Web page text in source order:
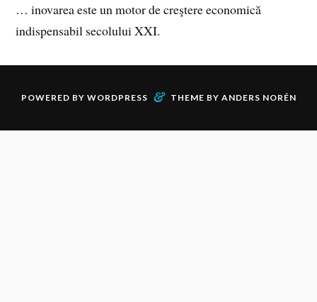
… inovarea este un motor de creştere economică
indispensabil secolului XXI.
POWERED BY WORDPRESS & THEME BY ANDERS NORÉN